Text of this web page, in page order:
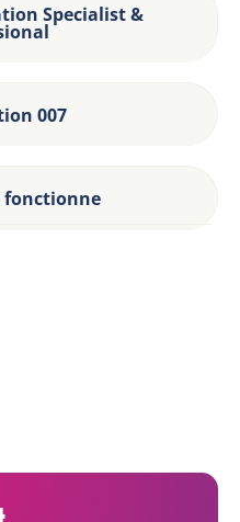
Specialist &
007
fonctionne